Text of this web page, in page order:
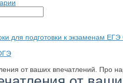
для подготовки к экзаменам
от ваших впечатлений. Про